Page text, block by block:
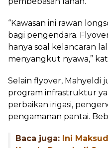
“Kawasan ini rawan
bagi pengendara.
hanya soal kelancaran
menyangkut nyawa,”
Selain flyover, Mahyeldi
program infrastruktur
perbaikan irigasi,
pengamanan pantai.
Baca juga: Ini